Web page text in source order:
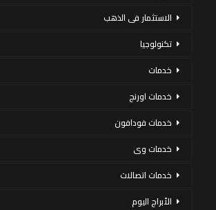
الاستثمار فى الذهب
تكنولوجيا
خدمات
خدمات اورنج
خدمات فودافون
خدمات وى
خدمات اتصالات
الأبراج اليوم